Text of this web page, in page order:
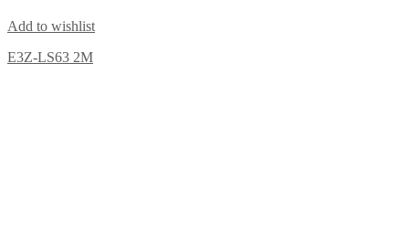
Add to wishlist
E3Z-LS63 2M